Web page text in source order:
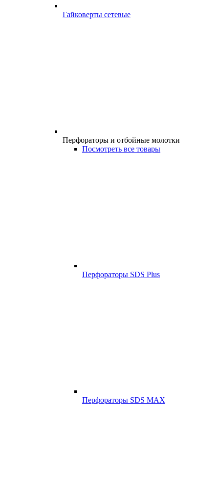
Гайковерты сетевые
Перфораторы и отбойные молотки
Посмотреть все товары
Перфораторы SDS Plus
Перфораторы SDS MAX